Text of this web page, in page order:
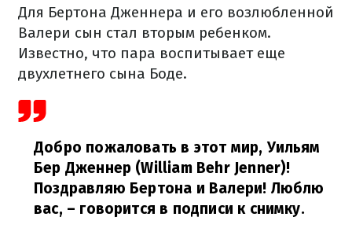
Для Бертона Дженнера и его возлюбленной
Валери сын стал вторым ребенком.
Известно, что пара воспитывает еще
двухлетнего сына Боде.
Добро пожаловать в этот мир, Уильям
Бер Дженнер (William Behr Jenner)!
Поздравляю Бертона и Валери! Люблю
ваc, – говорится в подписи к снимку.